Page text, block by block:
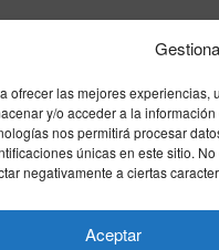
ofrecer las mejores experiencias,
y/o acceder a la
nos permitirá procesar
únicas en este sitio.
negativamente a ciertas
Aceptar
Ángel Rodríguez
a una
Gabinete de Isabel Díaz
que difundió información